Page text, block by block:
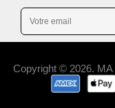
Copyright © 2026.